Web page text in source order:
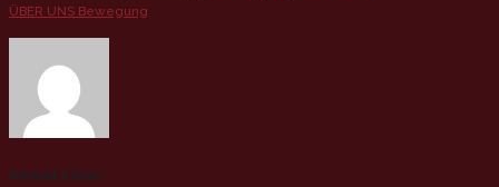
ÜBER UNS Bewegung
Kemal Cinar